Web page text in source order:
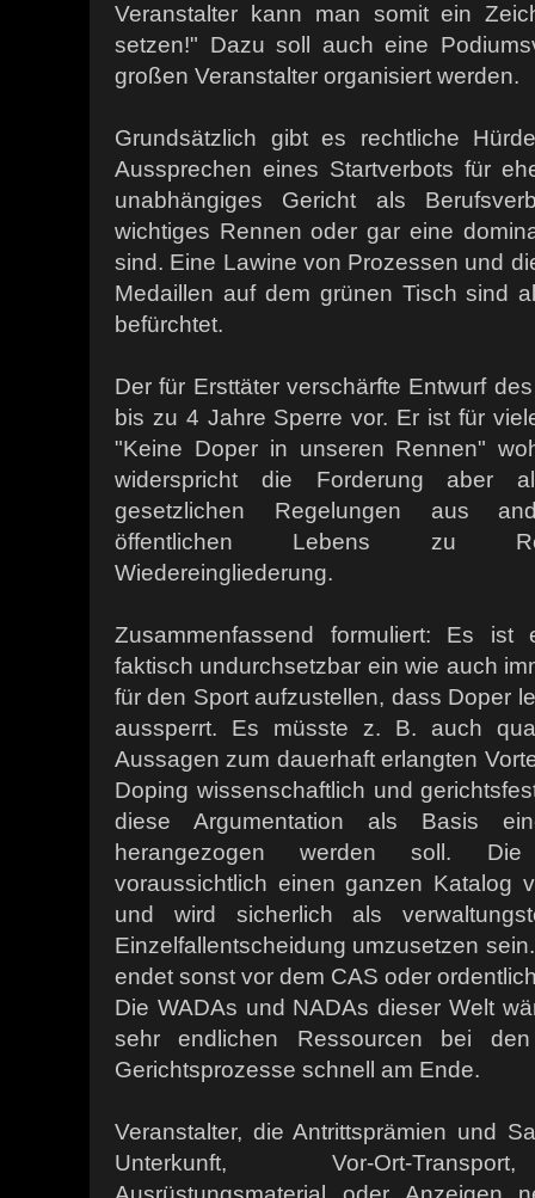
Veranstalter kann man somit ein
setzen!" Dazu soll auch eine
großen Veranstalter organisiert werden.
Grundsätzlich gibt es rechtliche
Aussprechen eines Startverbots für
unabhängiges Gericht als
wichtiges Rennen oder gar eine
sind. Eine Lawine von Prozessen und
Medaillen auf dem grünen Tisch sind
befürchtet.
Der für Ersttäter verschärfte Entwurf
bis zu 4 Jahre Sperre vor. Er ist für
"Keine Doper in unseren Rennen"
widerspricht die Forderung aber
gesetzlichen Regelungen aus
öffentlichen Lebens zu
Wiedereingliederung.
Zusammenfassend formuliert: Es
faktisch undurchsetzbar ein wie auch
für den Sport aufzustellen, dass Doper
aussperrt. Es müsste z. B. auch
Aussagen zum dauerhaft erlangten
Doping wissenschaftlich und
diese Argumentation als Basis
herangezogen werden soll. Die
voraussichtlich einen ganzen Katalog
und wird sicherlich als
Einzelfallentscheidung umzusetzen
endet sonst vor dem CAS oder
Die WADAs und NADAs dieser Welt
sehr endlichen Ressourcen bei
Gerichtsprozesse schnell am Ende.
Veranstalter, die Antrittsprämien und
Unterkunft, Vor-Ort-